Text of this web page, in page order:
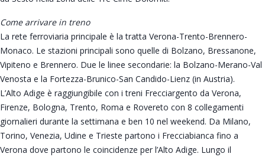
Come arrivare in treno
La rete ferroviaria principale è la tratta Verona-Trento-Brennero-
Monaco. Le stazioni principali sono quelle di Bolzano, Bressanone,
Vipiteno e Brennero. Due le linee secondarie: la Bolzano-Merano-Val
Venosta e la Fortezza-Brunico-San Candido-Lienz (in Austria).
L’Alto Adige è raggiungibile con i treni Frecciargento da Verona,
Firenze, Bologna, Trento, Roma e Rovereto con 8 collegamenti
giornalieri durante la settimana e ben 10 nel weekend. Da Milano,
Torino, Venezia, Udine e Trieste partono i Frecciabianca fino a
Verona dove partono le coincidenze per l’Alto Adige. Lungo il